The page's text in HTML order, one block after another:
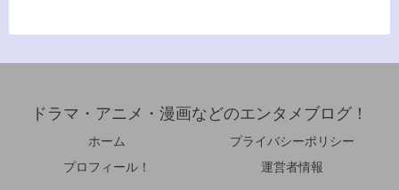
ドラマ・アニメ・漫画などのエンタメブログ！
ホーム
プライバシーポリシー
プロフィール！
運営者情報